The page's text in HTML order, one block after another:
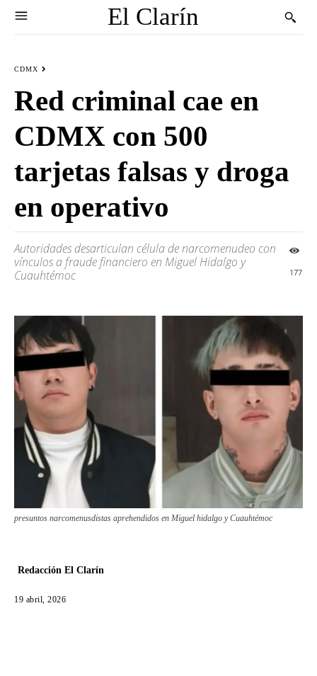
El Clarín
CDMX
Red criminal cae en
CDMX con 500
tarjetas falsas y droga
en operativo
Autoridades desarticulan célula de narcomenudeo con
vínculos a fraude financiero en Miguel Hidalgo y
Cuauhtémoc
177
presuntos narcomenusdistas aprehendidos en Miguel hidalgo y Cuauhtémoc
Redacción El Clarín
19 abril, 2026